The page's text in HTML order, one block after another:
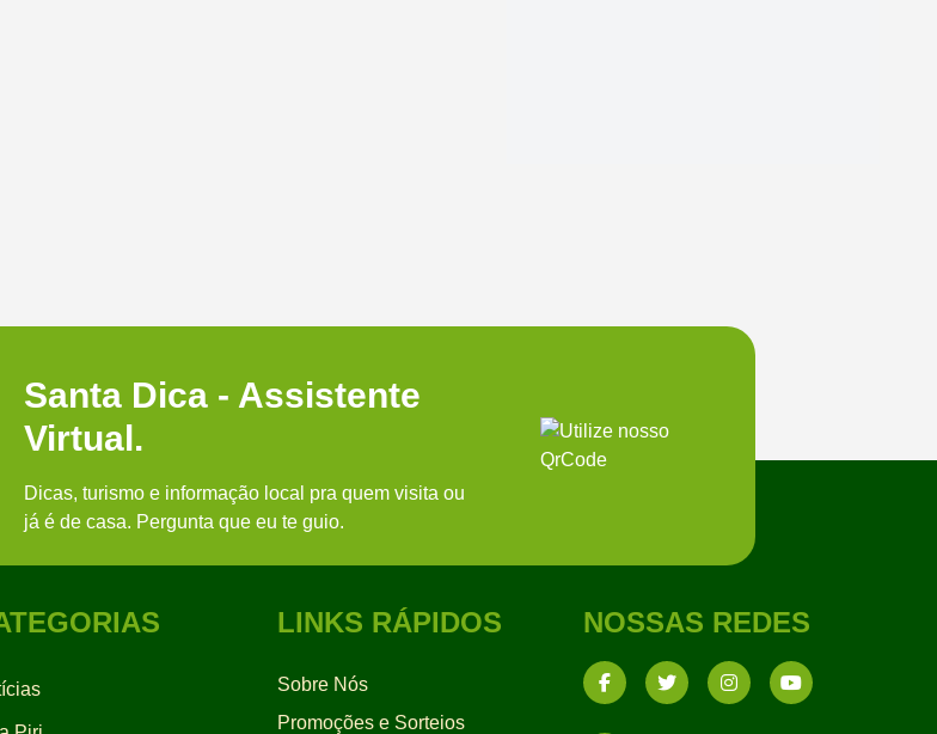
Santa Dica - Assistente
Virtual.
Dicas, turismo e informação local pra quem visita ou
já é de casa. Pergunta que eu te guio.
LINKS RÁPIDOS
Sobre Nós
Promoções e Sorteios
NOSSAS REDES